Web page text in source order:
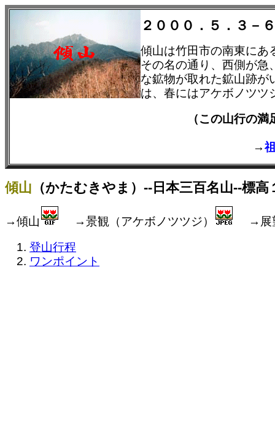
２０００．５．３－
傾山は竹田市の南東にあ
その名の通り、西側が急
な鉱物が取れた鉱山跡が
は、春にはアケボノツツ
（この山行の
→
傾山 （かたむきやま）--日本三百名山--標
→傾山 →景観（アケボノツツジ） →展
登山行程
ワンポイント